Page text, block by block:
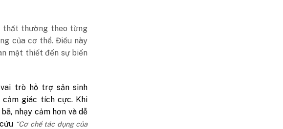
thất thường theo từng
của cơ thể. Điều này
mật thiết đến sự biến
trò hỗ trợ sản sinh
giác tích cực. Khi
nhạy cảm hơn và dễ
“Cơ chế tác dụng của